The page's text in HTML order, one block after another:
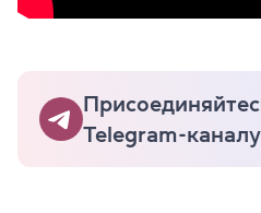
Telegram-каналу